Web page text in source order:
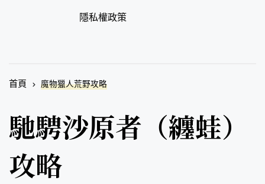
隱私權政策
首頁 魔物獵人荒野攻略
馳騁沙原者（纏蛙）
攻略